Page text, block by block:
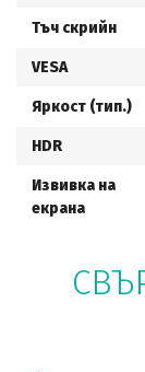
Тъч скрийн
VESA
Яркост (тип.)
HDR
Извивка на
екрана